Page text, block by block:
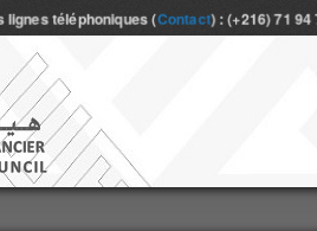
lignes téléphoniques (Contact) : (+216) 71